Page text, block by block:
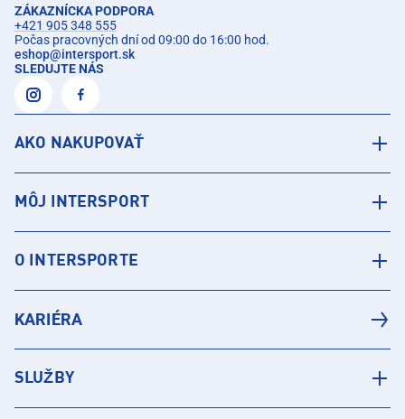
ZÁKAZNÍCKA PODPORA
+421 905 348 555
Počas pracovných dní od 09:00 do 16:00 hod.
eshop@intersport.sk
SLEDUJTE NÁS
AKO NAKUPOVAŤ
MÔJ INTERSPORT
O INTERSPORTE
KARIÉRA
SLUŽBY